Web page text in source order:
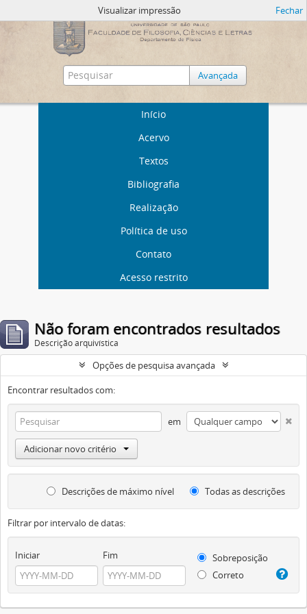
Avançada
Início
Acervo
Textos
Bibliografia
Realização
Política de uso
Contato
Acesso restrito
Visualizar impressão Fechar
Não foram encontrados resultados
Descrição arquivística
Opções de pesquisa avançada
Encontrar resultados com:
em
Adicionar novo critério
Descrições de máximo nível Todas as descrições
Filtrar por intervalo de datas:
Iniciar Fim
Sobreposição
Correto